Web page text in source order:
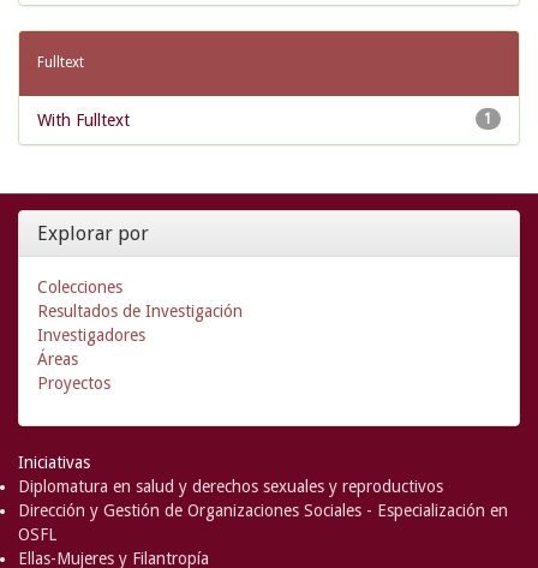
Fulltext
1
With Fulltext
Explorar por
Colecciones
Resultados de Investigación
Investigadores
Áreas
Proyectos
Iniciativas
Diplomatura en salud y derechos sexuales y reproductivos
Dirección y Gestión de Organizaciones Sociales - Especialización en
OSFL
Ellas-Mujeres y Filantropía